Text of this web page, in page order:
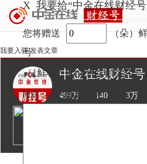
文章
我要入驻 发表文章
中金在线财经号
499万
140
3万
X 我要给“中金在线财经
您将赠送
（朵）
号
（1鲜花 = 0.1人民币=1金币）
附言： （不超过 字）